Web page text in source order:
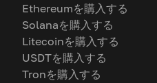
Ethereumを購入する
Solanaを購入する
Litecoinを購入する
USDTを購入する
Tronを購入する